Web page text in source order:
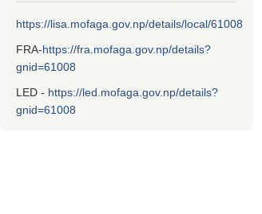
https://lisa.mofaga.gov.np/details/local/61008
FRA-https://fra.mofaga.gov.np/details?
gnid=61008
LED - https://led.mofaga.gov.np/details?
gnid=61008